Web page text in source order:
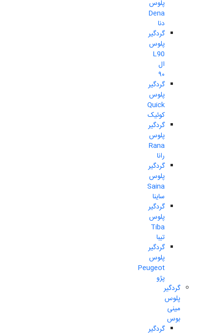
پلوس
Dena
دنا
گردگیر
پلوس
L90
ال
۹۰
گردگیر
پلوس
Quick
کوئیک
گردگیر
پلوس
Rana
رانا
گردگیر
پلوس
Saina
ساینا
گردگیر
پلوس
Tiba
تیبا
گردگیر
پلوس
Peugeot
پژو
گردگیر
پلوس
مینی
بوس
گردگیر